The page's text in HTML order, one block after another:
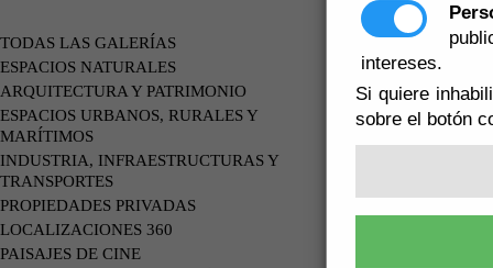
intereses.
Si quiere
sobre el botón
TODAS LAS GALERÍAS
ESPACIOS NATURALES
ARQUITECTURA Y PATRIMONIO
ESPACIOS URBANOS, RURALES Y
MARÍTIMOS
INDUSTRIA, INFRAESTRUCTURAS Y
TRANSPORTES
PROPIEDADES PRIVADAS
LOCALIZACIONES 360
PAISAJES DE CINE
CUEVAS